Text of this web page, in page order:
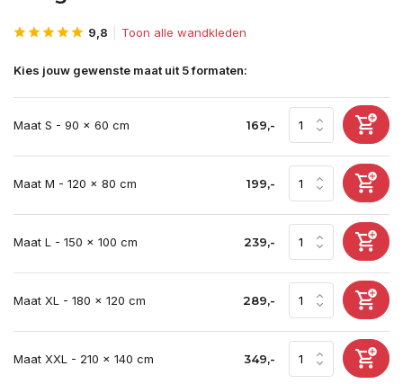
9,8 Toon alle wandkleden
Kies jouw gewenste maat uit 5 formaten:
Maat S - 90 x 60 cm 169,-
Maat M - 120 x 80 cm 199,-
Maat L - 150 x 100 cm 239,-
Maat XL - 180 x 120 cm 289,-
Maat XXL - 210 x 140 cm 349,-